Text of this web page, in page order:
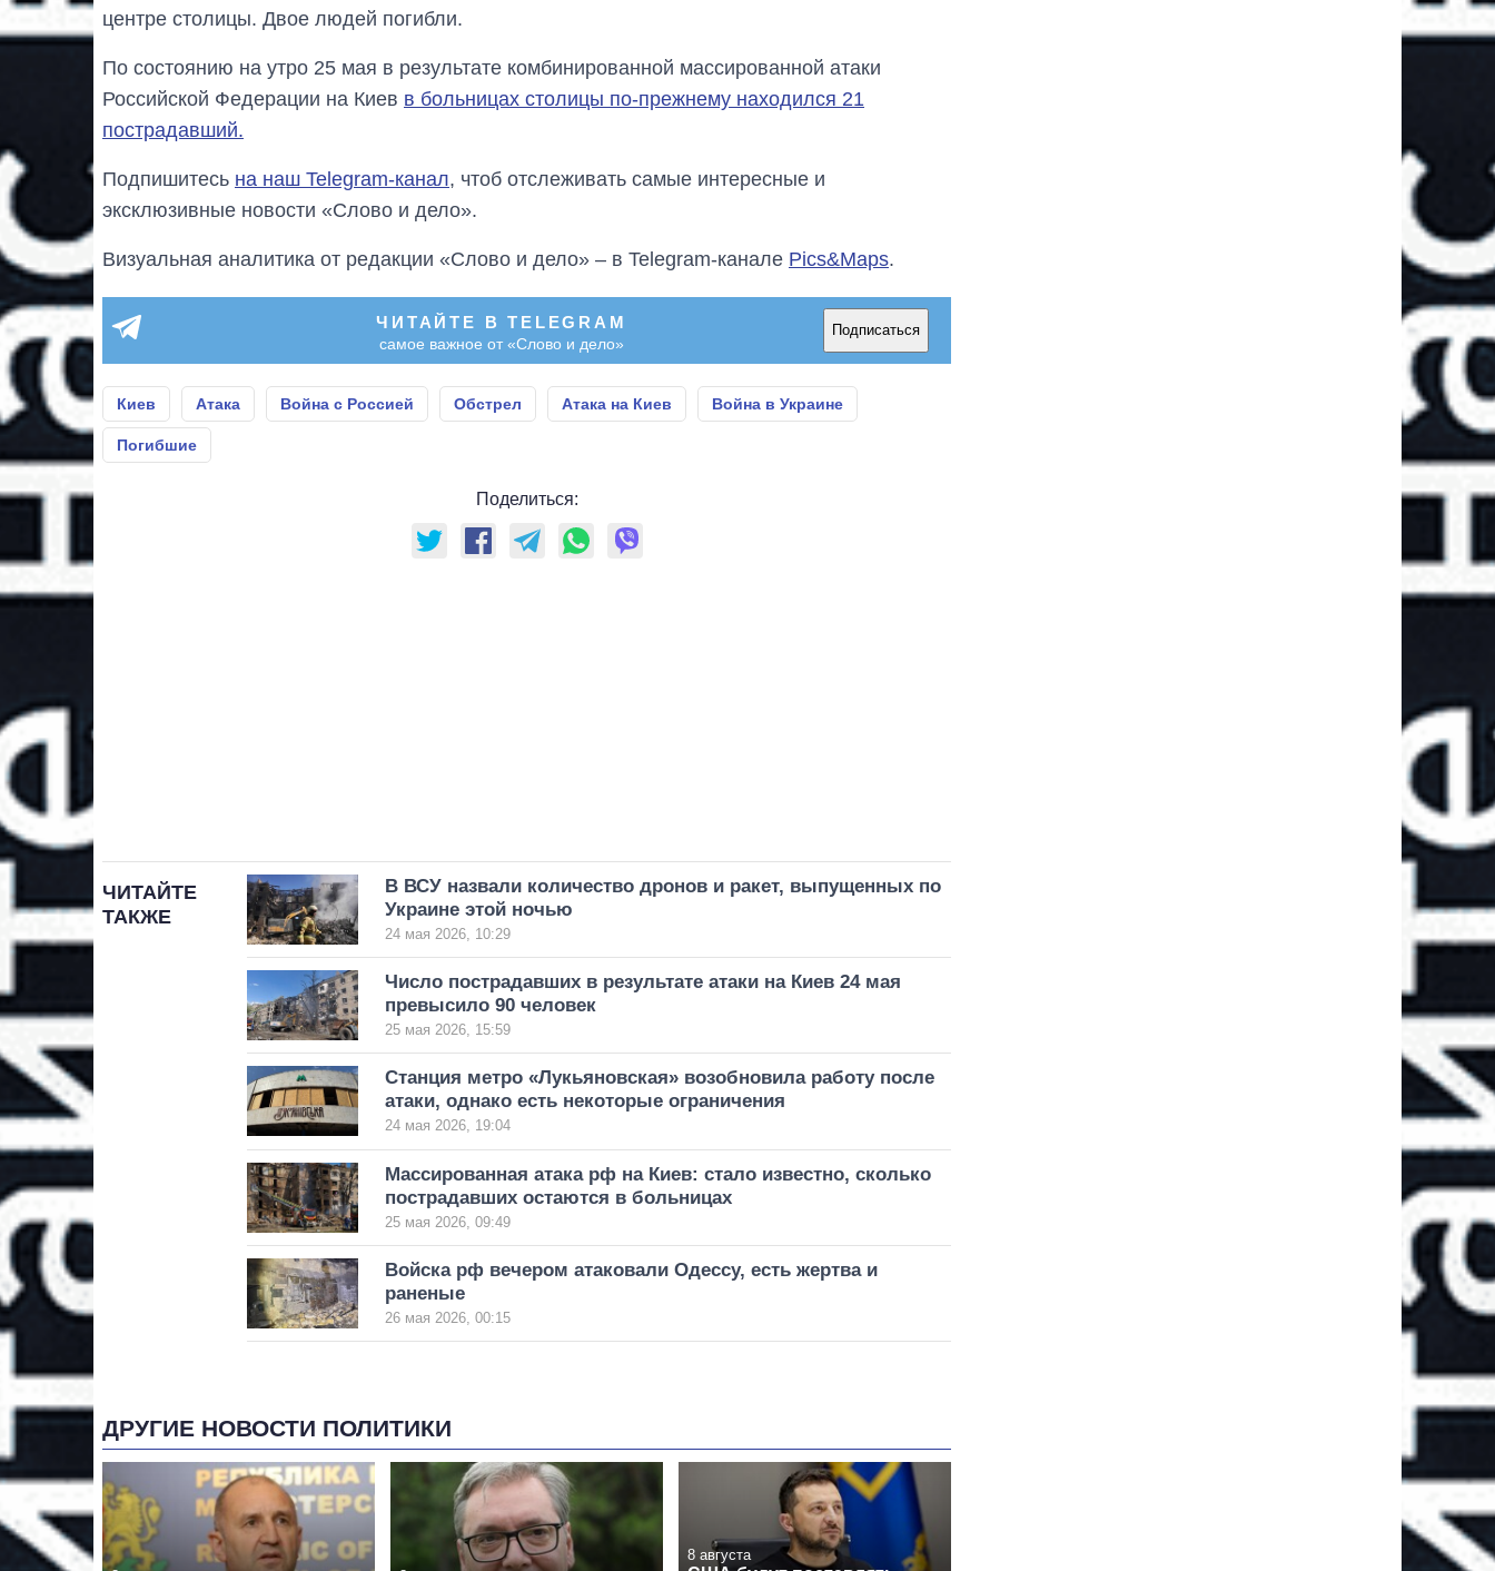
центре столицы. Двое людей погибли.
По состоянию на утро 25 мая в результате комбинированной массированной атаки
Российской Федерации на Киев в больницах столицы по-прежнему находился 21
пострадавший.
Подпишитесь на наш Telegram-канал, чтоб отслеживать самые интересные и
эксклюзивные новости «Слово и дело».
Визуальная аналитика от редакции «Слово и дело» – в Telegram-канале Pics&Maps.
ЧИТАЙТЕ В TELEGRAM
самое важное от «Слово и дело»
Подписаться
Киев Атака Война с Россией Обстрел Атака на Киев Война в Украине
Погибшие
Поделиться:
ЧИТАЙТЕ
ТАКЖЕ
В ВСУ назвали количество дронов и ракет, выпущенных по
Украине этой ночью
24 мая 2026, 10:29
Число пострадавших в результате атаки на Киев 24 мая
превысило 90 человек
25 мая 2026, 15:59
Станция метро «Лукьяновская» возобновила работу после
атаки, однако есть некоторые ограничения
24 мая 2026, 19:04
Массированная атака рф на Киев: стало известно, сколько
пострадавших остаются в больницах
25 мая 2026, 09:49
Войска рф вечером атаковали Одессу, есть жертва и
раненые
26 мая 2026, 00:15
ДРУГИЕ НОВОСТИ ПОЛИТИКИ
8 августа